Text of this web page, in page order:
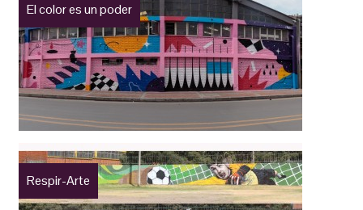
El color es un poder
Respir-Arte